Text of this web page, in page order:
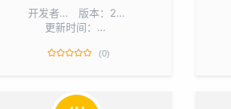
开发者： 全定制
版本：2.98
更新时间：2026-08-04
(0)